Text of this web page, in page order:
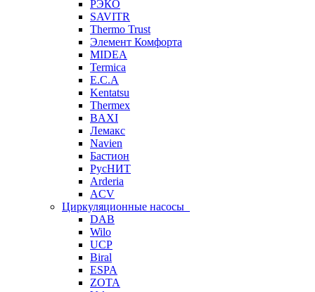
РЭКО
SAVITR
Thermo Trust
Элемент Комфорта
MIDEA
Termica
E.C.A
Kentatsu
Thermex
BAXI
Лемакс
Navien
Бастион
РусНИТ
Arderia
ACV
Циркуляционные насосы
DAB
Wilo
UCP
Biral
ESPA
ZOTA